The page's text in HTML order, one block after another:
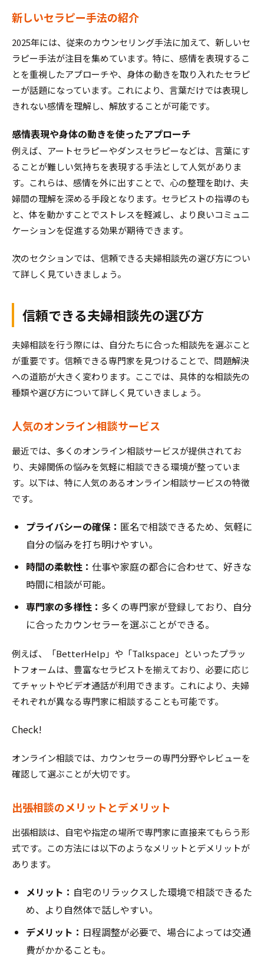
新しいセラピー手法の紹介
2025年には、従来のカウンセリング手法に加えて、新しいセ
ラピー手法が注目を集めています。特に、感情を表現するこ
とを重視したアプローチや、身体の動きを取り入れたセラピ
ーが話題になっています。これにより、言葉だけでは表現し
きれない感情を理解し、解放することが可能です。
感情表現や身体の動きを使ったアプローチ
例えば、アートセラピーやダンスセラピーなどは、言葉にす
ることが難しい気持ちを表現する手法として人気がありま
す。これらは、感情を外に出すことで、心の整理を助け、夫
婦間の理解を深める手段となります。セラピストの指導のも
と、体を動かすことでストレスを軽減し、より良いコミュニ
ケーションを促進する効果が期待できます。
次のセクションでは、信頼できる夫婦相談先の選び方につい
て詳しく見ていきましょう。
信頼できる夫婦相談先の選び方
夫婦相談を行う際には、自分たちに合った相談先を選ぶこと
が重要です。信頼できる専門家を見つけることで、問題解決
への道筋が大きく変わります。ここでは、具体的な相談先の
種類や選び方について詳しく見ていきましょう。
人気のオンライン相談サービス
最近では、多くのオンライン相談サービスが提供されてお
り、夫婦関係の悩みを気軽に相談できる環境が整っていま
す。以下は、特に人気のあるオンライン相談サービスの特徴
です。
プライバシーの確保： 匿名で相談できるため、気軽に
自分の悩みを打ち明けやすい。
時間の柔軟性： 仕事や家庭の都合に合わせて、好きな
時間に相談が可能。
専門家の多様性： 多くの専門家が登録しており、自分
に合ったカウンセラーを選ぶことができる。
例えば、「BetterHelp」や「Talkspace」といったプラッ
トフォームは、豊富なセラピストを揃えており、必要に応じ
てチャットやビデオ通話が利用できます。これにより、夫婦
それぞれが異なる専門家に相談することも可能です。
Check!
オンライン相談では、カウンセラーの専門分野やレビューを
確認して選ぶことが大切です。
出張相談のメリットとデメリット
出張相談は、自宅や指定の場所で専門家に直接来てもらう形
式です。この方法には以下のようなメリットとデメリットが
あります。
メリット： 自宅のリラックスした環境で相談できるた
め、より自然体で話しやすい。
デメリット： 日程調整が必要で、場合によっては交通
費がかかることも。